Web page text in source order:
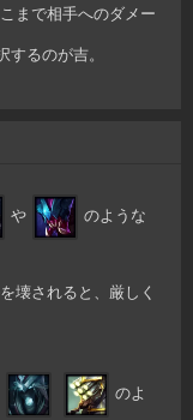
まで相手へのダメー
するのが吉。
や のような
壊されると、厳しく
のよ